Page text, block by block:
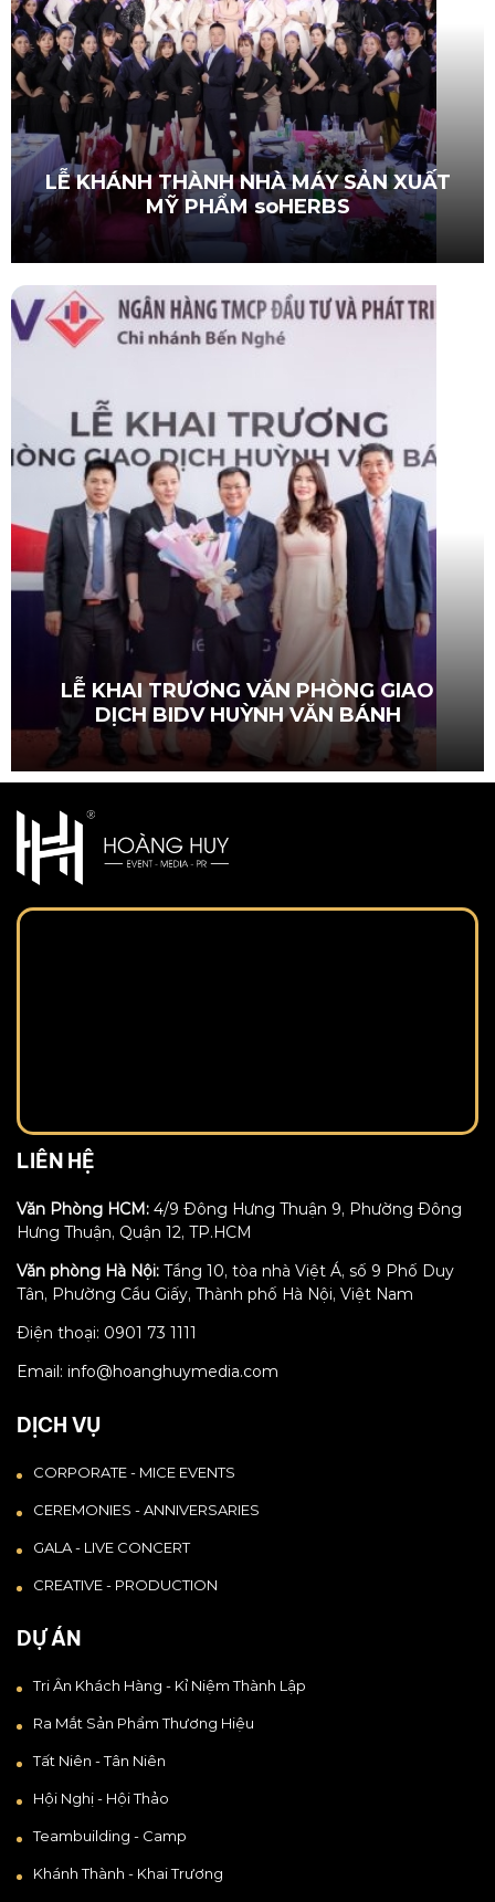
LỄ KHÁNH THÀNH NHÀ MÁY SẢN XUẤT
MỸ PHẨM soHERBS
LỄ KHAI TRƯƠNG VĂN PHÒNG GIAO
DỊCH BIDV HUỲNH VĂN BÁNH
LIÊN HỆ
Văn Phòng HCM: 4/9 Đông Hưng Thuận 9, Phường Đông
Hưng Thuận, Quận 12, TP.HCM
Văn phòng Hà Nội: Tầng 10, tòa nhà Việt Á, số 9 Phố Duy
Tân, Phường Cầu Giấy, Thành phố Hà Nội, Việt Nam
Điện thoại: 0901 73 1111
Email: info@hoanghuymedia.com
DỊCH VỤ
CORPORATE - MICE EVENTS
CEREMONIES - ANNIVERSARIES
GALA - LIVE CONCERT
CREATIVE - PRODUCTION
DỰ ÁN
Tri Ân Khách Hàng - Kỉ Niệm Thành Lập
Ra Mắt Sản Phẩm Thương Hiệu
Tất Niên - Tân Niên
Hội Nghị - Hội Thảo
Teambuilding - Camp
Khánh Thành - Khai Trương